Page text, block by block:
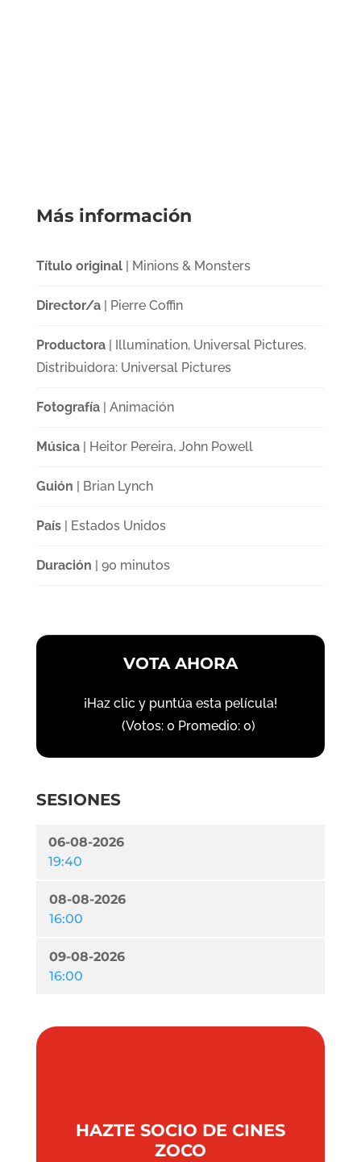
Más información
Título original| Minions & Monsters
Director/a| Pierre Coffin
Productora| Illumination, Universal Pictures.
Distribuidora: Universal Pictures
Fotografía| Animación
Música| Heitor Pereira, John Powell
Guión | Brian Lynch
País| Estados Unidos
Duración | 90 minutos
VOTA AHORA
¡Haz clic y puntúa esta película!
(Votos: 0 Promedio: 0)
SESIONES
06-08-2026
19:40
08-08-2026
16:00
09-08-2026
16:00
HAZTE SOCIO DE CINES
ZOCO